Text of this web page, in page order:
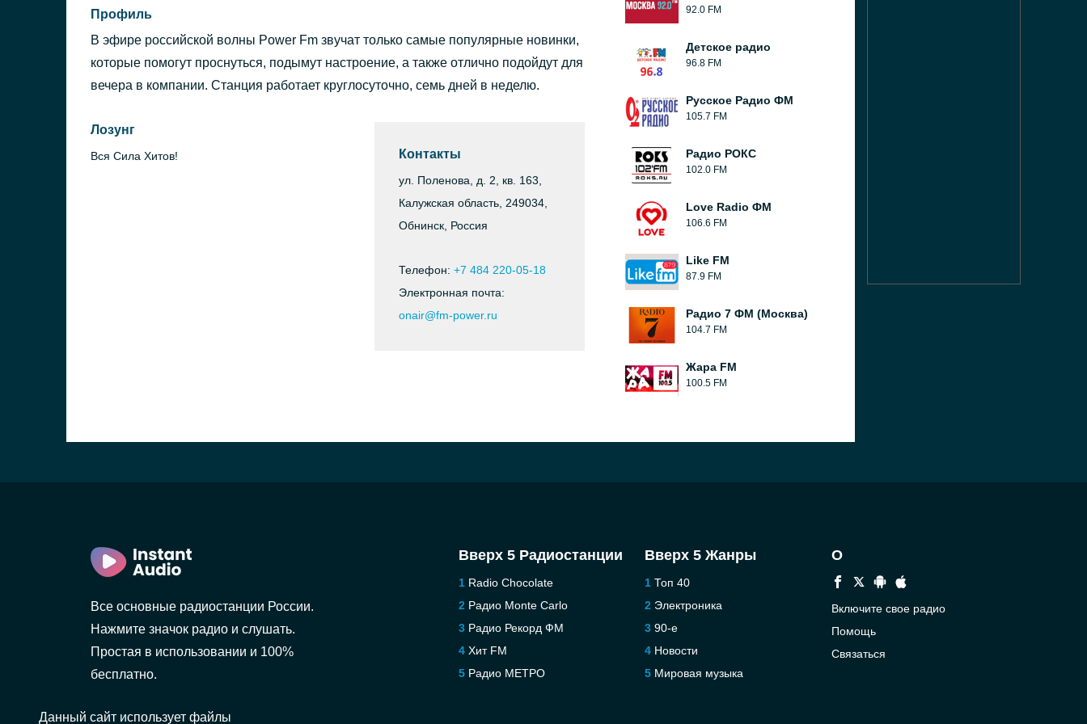
Профиль
В эфире российской волны Power Fm звучат только самые популярные новинки,
которые помогут проснуться, подымут настроение, а также отлично подойдут для
вечера в компании. Станция работает круглосуточно, семь дней в неделю.
Лозунг
Вся Сила Хитов! Контакты
ул. Поленова, д. 2, кв. 163,
Калужская область, 249034,
Обнинск, Россия
Телефон: +7 484 220-05-18
Электронная почта:
onair@fm-power.ru
92.0 FM
Детское радио
96.8 FM
Русское Радио ФМ
105.7 FM
Радио РОКС
102.0 FM
Love Radio ФМ
106.6 FM
Like FM
87.9 FM
Радио 7 ФМ (Москва)
104.7 FM
Жара FM
100.5 FM
Все основные радиостанции России.
Нажмите значок радио и слушать.
Простая в использовании и 100%
бесплатно.
Вверх 5 Радиостанции
Radio Chocolate
Радио Monte Carlo
Радио Рекорд ФМ
Хит FM
Радио МЕТРО
Вверх 5 Жанры
Топ 40
Электроника
90-е
Новости
Мировая музыка
О
Включите свое радио
Помощь
Связаться
Данный сайт использует файлы